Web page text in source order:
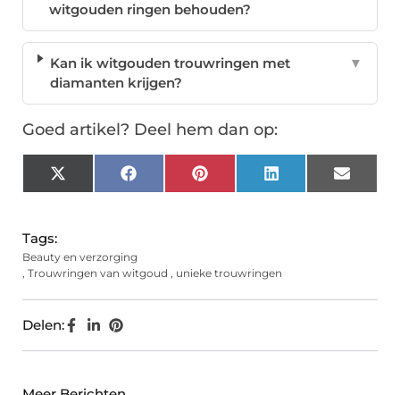
witgouden ringen behouden?
Kan ik witgouden trouwringen met
diamanten krijgen?
▼
Goed artikel? Deel hem dan op:
X
(Twitter)
FacebookPinterest LinkedIn Email
Tags:
Beauty en verzorging
, Trouwringen van witgoud , unieke trouwringen
Delen: